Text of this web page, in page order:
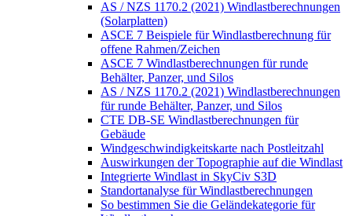
AS / NZS 1170.2 (2021) Windlastberechnungen
(Solarplatten)
ASCE 7 Beispiele für Windlastberechnung für
offene Rahmen/Zeichen
ASCE 7 Windlastberechnungen für runde
Behälter, Panzer, und Silos
AS / NZS 1170.2 (2021) Windlastberechnungen
für runde Behälter, Panzer, und Silos
CTE DB-SE Windlastberechnungen für
Gebäude
Windgeschwindigkeitskarte nach Postleitzahl
Auswirkungen der Topographie auf die Windlast
Integrierte Windlast in SkyCiv S3D
Standortanalyse für Windlastberechnungen
So bestimmen Sie die Geländekategorie für